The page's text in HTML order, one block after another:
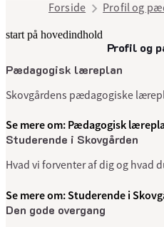
Forside Profil og
start på hovedindhold
Profil og
Pædagogisk læreplan
Skovgårdens pædagogiske
Se mere om: Pædagogisk
Studerende i Skovgården
Hvad vi forventer af dig og hvad
Se mere om: Studerende i
Den gode overgang